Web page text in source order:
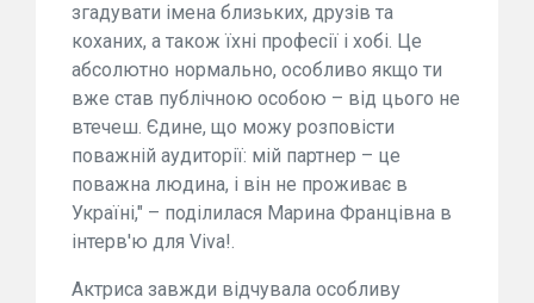
згадувати імена близьких, друзів та
коханих, а також їхні професії і хобі. Це
абсолютно нормально, особливо якщо ти
вже став публічною особою – від цього не
втечеш. Єдине, що можу розповісти
поважній аудиторії: мій партнер – це
поважна людина, і він не проживає в
Україні," – поділилася Марина Францівна в
інтерв'ю для Viva!.
Актриса завжди відчувала особливу